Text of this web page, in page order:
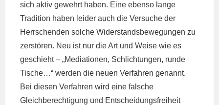
sich aktiv gewehrt haben. Eine ebenso lange
Tradition haben leider auch die Versuche der
Herrschenden solche Widerstandsbewegungen zu
zerstören. Neu ist nur die Art und Weise wie es
geschieht – „Mediationen, Schlichtungen, runde
Tische…“ werden die neuen Verfahren genannt.
Bei diesen Verfahren wird eine falsche
Gleichberechtigung und Entscheidungsfreiheit